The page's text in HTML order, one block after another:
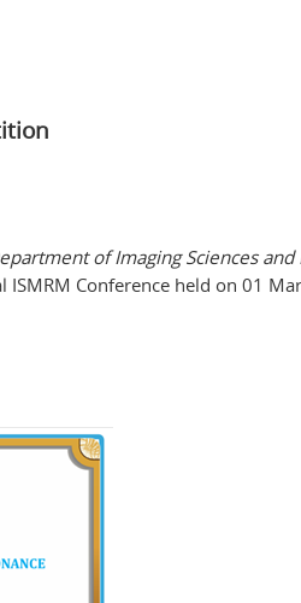
of Imaging Sciences
ISMRM Conference held on 01